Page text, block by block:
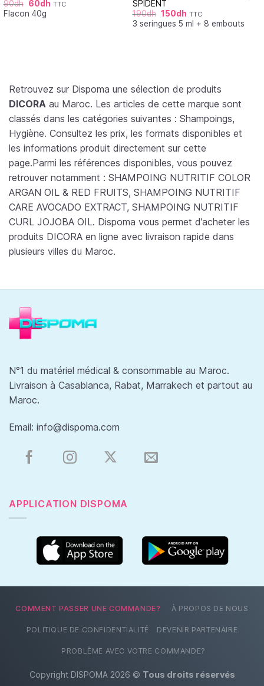
90dh 60dh TTC
Flacon 40g
SPIDENT
190dh 150dh TTC
3 seringues 5 ml + 8 embouts
Retrouvez sur Dispoma une sélection de produits
DICORA au Maroc. Les articles de cette marque sont
classés dans les catégories suivantes : Shampoings,
Hygiène. Consultez les prix, les formats disponibles et
les informations produit directement sur cette
page.Parmi les références disponibles, vous pouvez
retrouver notamment : SHAMPOING NUTRITIF COLOR
ARGAN OIL & RED FRUITS, SHAMPOING NUTRITIF
CARE AVOCADO EXTRACT, SHAMPOING NUTRITIF
CURL JOJOBA OIL. Dispoma vous permet d’acheter les
produits DICORA en ligne avec livraison rapide dans
plusieurs villes du Maroc.
N°1 du matériel médical & consommable au Maroc.
Livraison à Casablanca, Rabat, Marrakech et partout au
Maroc.
Email: info@dispoma.com
APPLICATION DISPOMA
COMMENT PASSER UNE COMMANDE? À PROPOS DE NOUS
POLITIQUE DE CONFIDENTIALITÉ DEVENIR PARTENAIRE
PROBLÈME AVEC VOTRE COMMANDE?
Copyright DISPOMA 2026 © Tous droits réservés